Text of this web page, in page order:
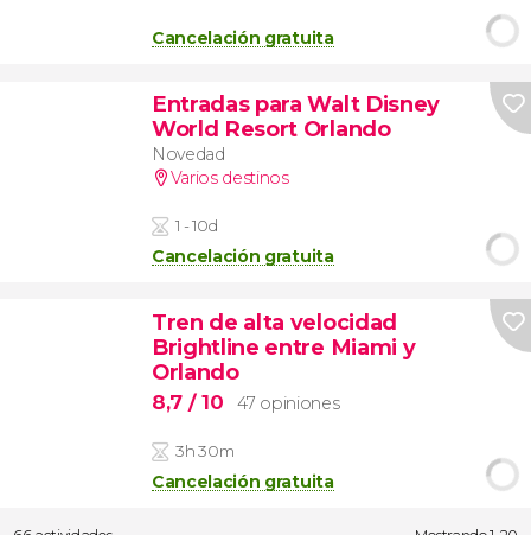
Cancelación gratuita
Entradas para Walt Disney
World Resort Orlando
Novedad
Varios destinos
1 - 10d
Cancelación gratuita
Tren de alta velocidad
Brightline entre Miami y
Orlando
8,7 / 10 47 opiniones
3h 30m
Cancelación gratuita